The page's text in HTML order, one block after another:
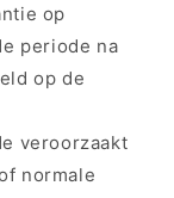
op
periode na
op de
veroorzaakt
normale